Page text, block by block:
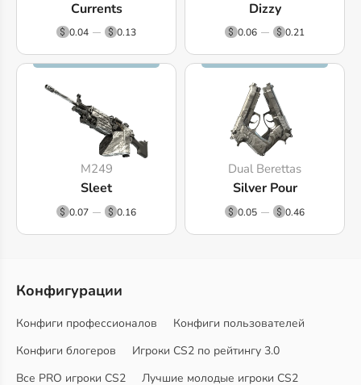
Currents
0.04 0.13
Dizzy
0.06 0.21
M249
Sleet
0.07 0.16
Dual Berettas
Silver Pour
0.05 0.46
Конфигурации
Конфиги профессионалов
Конфиги пользователей
Конфиги блогеров
Игроки CS2 по рейтингу 3.0
Все PRO игроки CS2
Лучшие молодые игроки CS2